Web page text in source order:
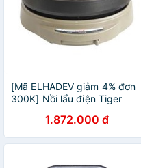
[Mã ELHADEV giảm 4% đơn
300K] Nồi lẩu điện Tiger
1.872.000 đ